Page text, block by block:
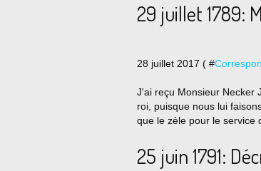
29 juillet 1789:
28 juillet 2017 ( #
J'ai reçu Monsieur Necker
roi, puisque nous lui
que le zèle pour le service
25 juin 1791: